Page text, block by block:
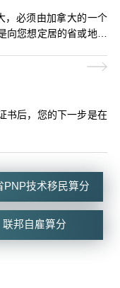
，必须由加拿大的一个
您想定居的省或地区
书后，您的下一步是在
PNP技术移民算分
联邦自雇算分